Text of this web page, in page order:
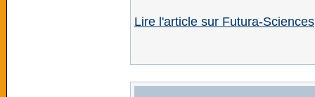
Lire l'article sur Futura-Sciences